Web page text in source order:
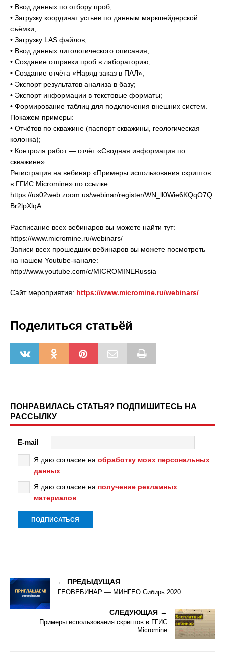
• Ввод данных по отбору проб;
• Загрузку координат устьев по данным маркшейдерской
съёмки;
• Загрузку LAS файлов;
• Ввод данных литологического описания;
• Создание отправки проб в лабораторию;
• Создание отчёта «Наряд заказ в ПАЛ»;
• Экспорт результатов анализа в базу;
• Экспорт информации в текстовые форматы;
• Формирование таблиц для подключения внешних систем.
Покажем примеры:
• Отчётов по скважине (паспорт скважины, геологическая
колонка);
• Контроля работ — отчёт «Сводная информация по
скважине».
Регистрация на вебинар «Примеры использования скриптов
в ГГИС Micromine» по ссылке:
https://us02web.zoom.us/webinar/register/WN_ll0Wie6KQqO7Q
Br2lpXlqA
Расписание всех вебинаров вы можете найти тут:
https://www.micromine.ru/webinars/
Записи всех прошедших вебинаров вы можете посмотреть
на нашем Youtube-канале:
http://www.youtube.com/c/MICROMINERussia
Сайт мероприятия: https://www.micromine.ru/webinars/
Поделиться статьёй
ПОНРАВИЛАСЬ СТАТЬЯ? ПОДПИШИТЕСЬ НА
РАССЫЛКУ
E-mail
Я даю согласие на обработку моих персональных
данных
Я даю согласие на получение рекламных
материалов
ПРЕДЫДУЩАЯ
ГЕОВЕБИНАР — МИНГЕО Сибирь 2020
СЛЕДУЮЩАЯ
Примеры использования скриптов в ГГИС
Micromine